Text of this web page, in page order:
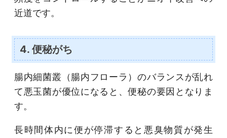
近道です。
4. 便秘がち
腸内細菌叢（腸内フローラ）のバランスが乱れ
て悪玉菌が優位になると、便秘の要因となりま
す。
長時間体内に便が停滞すると悪臭物質が発生